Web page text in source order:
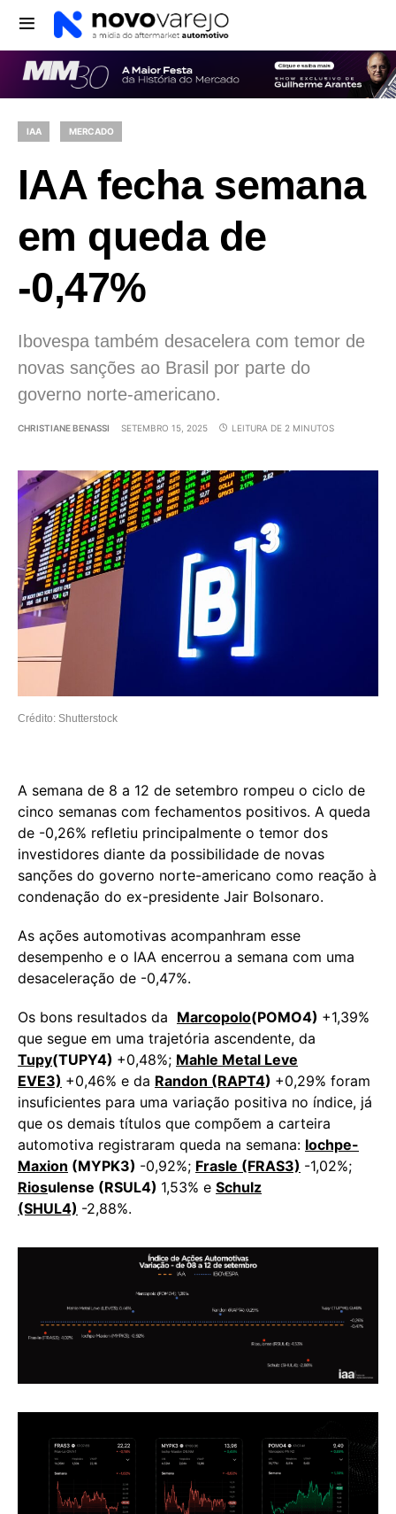
IAA MERCADO
IAA fecha semana
em queda de
-0,47%
Ibovespa também desacelera com temor de
novas sanções ao Brasil por parte do
governo norte-americano.
CHRISTIANE BENASSI SETEMBRO 15, 2025 LEITURA DE 2 MINUTOS
Crédito: Shutterstock
A semana de 8 a 12 de setembro rompeu o ciclo de
cinco semanas com fechamentos positivos. A queda
de -0,26% refletiu principalmente o temor dos
investidores diante da possibilidade de novas
sanções do governo norte-americano como reação à
condenação do ex-presidente Jair Bolsonaro.
As ações automotivas acompanhram esse
desempenho e o IAA encerrou a semana com uma
desaceleração de -0,47%.
Os bons resultados da Marcopolo(POMO4) +1,39%
que segue em uma trajetória ascendente, da
Tupy(TUPY4) +0,48%; Mahle Metal Leve
EVE3) +0,46% e da Randon (RAPT4) +0,29% foram
insuficientes para uma variação positiva no índice, já
que os demais títulos que compõem a carteira
automotiva registraram queda na semana: Iochpe-
Maxion (MYPK3) -0,92%; Frasle (FRAS3) -1,02%;
Riosulense (RSUL4) 1,53% e Schulz
(SHUL4) -2,88%.